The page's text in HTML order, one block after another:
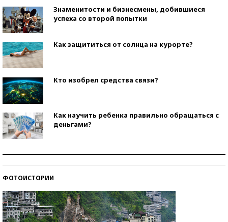
Знаменитости и бизнесмены, добившиеся
успеха со второй попытки
Как защититься от солнца на курорте?
Кто изобрел средства связи?
Как научить ребенка правильно обращаться с
деньгами?
ФОТОИСТОРИИ